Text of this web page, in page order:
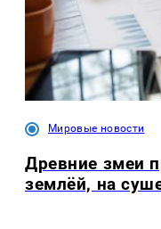
Мировые новости
Древние змеи
землёй, на